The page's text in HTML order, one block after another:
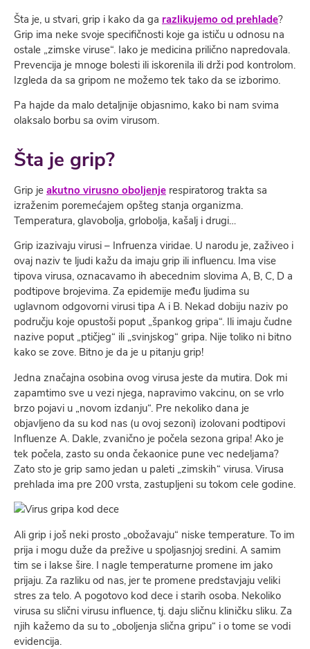
Šta je, u stvari, grip i kako da ga razlikujemo od prehlade?
Grip ima neke svoje specifičnosti koje ga ističu u odnosu na
ostale „zimske viruse“. Iako je medicina prilično napredovala.
Prevencija je mnoge bolesti ili iskorenila ili drži pod kontrolom.
Izgleda da sa gripom ne možemo tek tako da se izborimo.
Pa hajde da malo detaljnije objasnimo, kako bi nam svima
olaksalo borbu sa ovim virusom.
Šta je grip?
Grip je akutno virusno oboljenje respiratorog trakta sa
izraženim poremećajem opšteg stanja organizma.
Temperatura, glavobolja, grlobolja, kašalj i drugi…
Grip izazivaju virusi – Infruenza viridae. U narodu je, zaživeo i
ovaj naziv te ljudi kažu da imaju grip ili influencu. Ima vise
tipova virusa, oznacavamo ih abecednim slovima A, B, C, D a
podtipove brojevima. Za epidemije među ljudima su
uglavnom odgovorni virusi tipa A i B. Nekad dobiju naziv po
području koje opustoši poput „špankog gripa“. Ili imaju čudne
nazive poput „ptičjeg“ ili „svinjskog“ gripa. Nije toliko ni bitno
kako se zove. Bitno je da je u pitanju grip!
Jedna značajna osobina ovog virusa jeste da mutira. Dok mi
zapamtimo sve u vezi njega, napravimo vakcinu, on se vrlo
brzo pojavi u „novom izdanju“. Pre nekoliko dana je
objavljeno da su kod nas (u ovoj sezoni) izolovani podtipovi
Influenze A. Dakle, zvanično je počela sezona gripa! Ako je
tek počela, zasto su onda čekaonice pune vec nedeljama?
Zato sto je grip samo jedan u paleti „zimskih“ virusa. Virusa
prehlada ima pre 200 vrsta, zastupljeni su tokom cele godine.
Ali grip i još neki prosto „obožavaju“ niske temperature. To im
prija i mogu duže da prežive u spoljasnjoj sredini. A samim
tim se i lakse šire. I nagle temperaturne promene im jako
prijaju. Za razliku od nas, jer te promene predstavjaju veliki
stres za telo. A pogotovo kod dece i starih osoba. Nekoliko
virusa su slični virusu influence, tj. daju sličnu kliničku sliku. Za
njih kažemo da su to „oboljenja slična gripu“ i o tome se vodi
evidencija.